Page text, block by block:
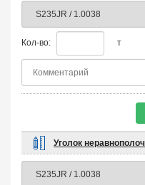
Кол-во: т
Уголок